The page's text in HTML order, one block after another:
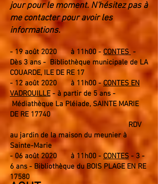
jour pour le moment. N'hésitez pas à
me contacter pour avoir les
informations.
- 19 août 2020 à 11h00-CONTES -
Dès 3 ans - Bibliothèque municipale de LA
COUARDE, ILE DE RE 17
- 12 août 2020
à 11h00 -CONTES EN
VADROUILLE- à partir de 5 ans -
Médiathèque La Pléiade, SAINTE MARIE
DE RE 17740
RDV
au jardin de la maison du meunier à
Sainte-Marie
- 06 août 2020
à 11h00 - CONTES - 3 -
6 ans - Bibliothèque du BOIS PLAGE EN RE
17580